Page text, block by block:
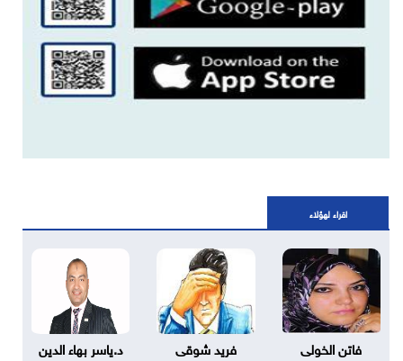
اقراء لهؤلاء
فاتن الخولى فريد شوقى د.ياسر بهاء الدين